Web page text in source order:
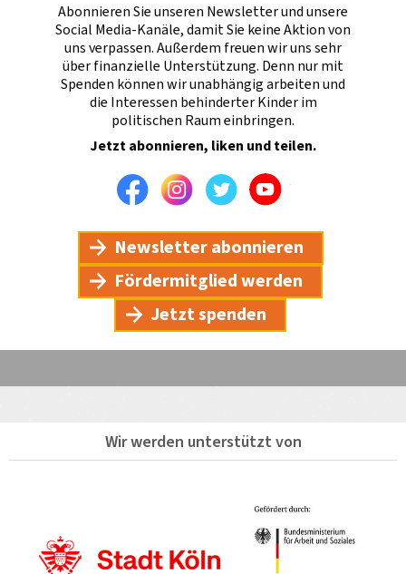
Abonnieren Sie unseren Newsletter und unsere
Social Media-Kanäle, damit Sie keine Aktion von
uns verpassen. Außerdem freuen wir uns sehr
über finanzielle Unterstützung. Denn nur mit
Spenden können wir unabhängig arbeiten und
die Interessen behinderter Kinder im
politischen Raum einbringen.
Jetzt abonnieren, liken und teilen.
FacebookInstagramTwitterYoutube
Newsletter abonnieren
Fördermitglied werden
Jetzt spenden
Wir werden unterstützt von